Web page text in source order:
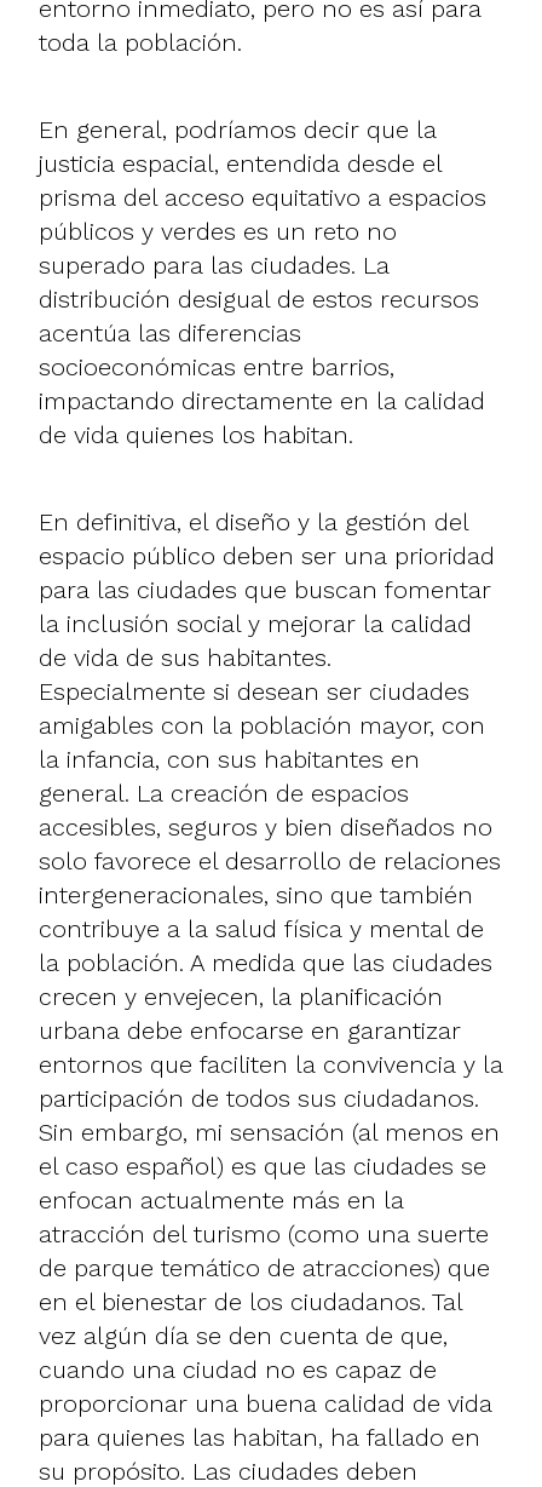
entorno inmediato, pero no es así para
toda la población.
En general, podríamos decir que la
justicia espacial, entendida desde el
prisma del acceso equitativo a espacios
públicos y verdes es un reto no
superado para las ciudades. La
distribución desigual de estos recursos
acentúa las diferencias
socioeconómicas entre barrios,
impactando directamente en la calidad
de vida quienes los habitan.
En definitiva, el diseño y la gestión del
espacio público deben ser una prioridad
para las ciudades que buscan fomentar
la inclusión social y mejorar la calidad
de vida de sus habitantes.
Especialmente si desean ser ciudades
amigables con la población mayor, con
la infancia, con sus habitantes en
general. La creación de espacios
accesibles, seguros y bien diseñados no
solo favorece el desarrollo de relaciones
intergeneracionales, sino que también
contribuye a la salud física y mental de
la población. A medida que las ciudades
crecen y envejecen, la planificación
urbana debe enfocarse en garantizar
entornos que faciliten la convivencia y la
participación de todos sus ciudadanos.
Sin embargo, mi sensación (al menos en
el caso español) es que las ciudades se
enfocan actualmente más en la
atracción del turismo (como una suerte
de parque temático de atracciones) que
en el bienestar de los ciudadanos. Tal
vez algún día se den cuenta de que,
cuando una ciudad no es capaz de
proporcionar una buena calidad de vida
para quienes las habitan, ha fallado en
su propósito. Las ciudades deben